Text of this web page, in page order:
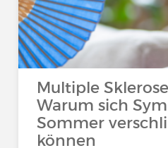
Multiple
Warum sich
Sommer
können